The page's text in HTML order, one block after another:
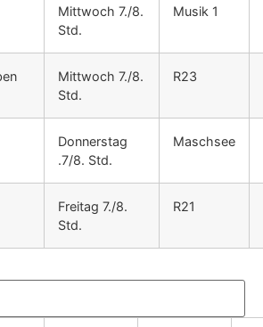
Mittwoch 7./8.
Std.
Musik 1
Mittwoch 7./8.
Std.
R23
Donnerstag
.7/8. Std.
Maschsee
Freitag 7./8.
Std.
R21